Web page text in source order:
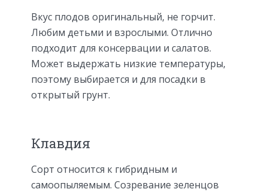
Вкус плодов оригинальный, не горчит.
Любим детьми и взрослыми. Отлично
подходит для консервации и салатов.
Может выдержать низкие температуры,
поэтому выбирается и для посадки в
открытый грунт.
Клавдия
Сорт относится к гибридным и
самоопыляемым. Созревание зеленцов